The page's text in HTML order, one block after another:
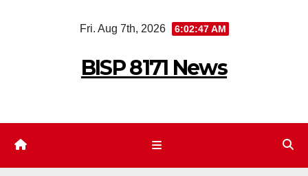
Fri. Aug 7th, 2026 6:02:47 AM
BISP 8171 News